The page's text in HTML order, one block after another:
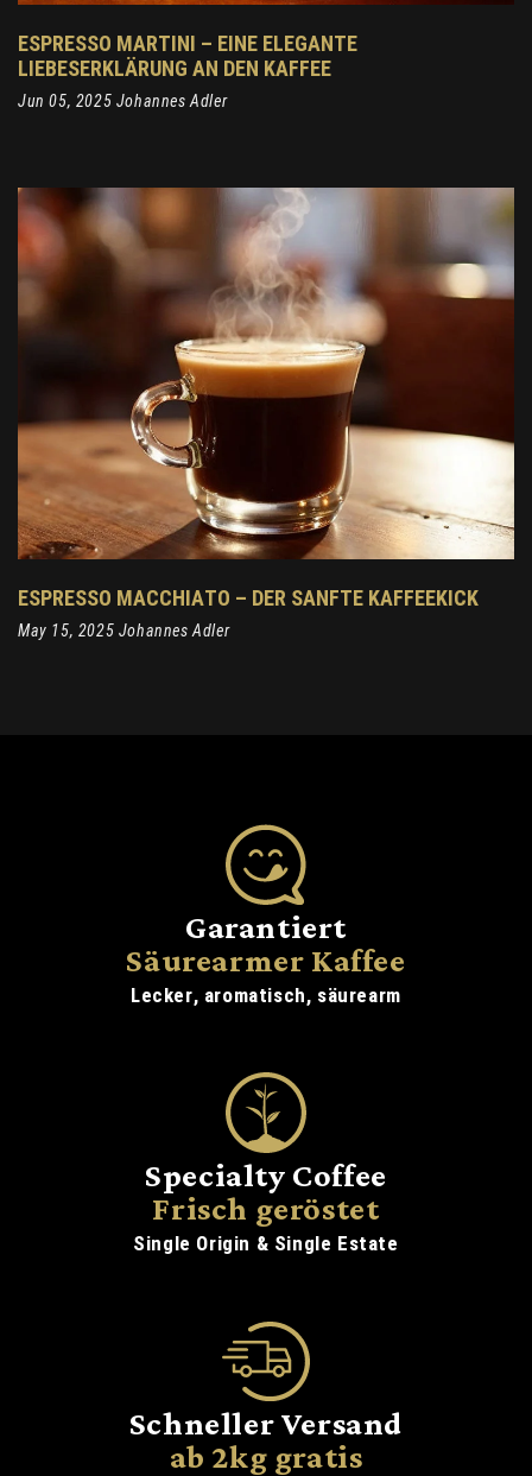
ESPRESSO MARTINI – EINE ELEGANTE
LIEBESERKLÄRUNG AN DEN KAFFEE
Jun 05, 2025 Johannes Adler
ESPRESSO MACCHIATO – DER SANFTE KAFFEEKICK
May 15, 2025 Johannes Adler
Garantiert
Säurearmer Kaffee
Lecker, aromatisch, säurearm
Specialty Coffee
Frisch geröstet
Single Origin & Single Estate
Schneller Versand
ab 2kg gratis